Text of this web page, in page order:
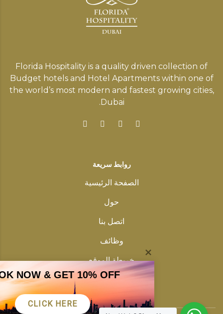
Florida Hospitality is a quality driven collection of
Budget hotels and Hotel Apartments within one of
the world’s most modern and fastest growing cities,
Dubai.
روابط سريعة
الصفحة الرئيسية
حول
اتصل بنا
وظائف
خريطة الموقع
سياسة خاصة
CLICK HERE
NOW & GET 10% OFF